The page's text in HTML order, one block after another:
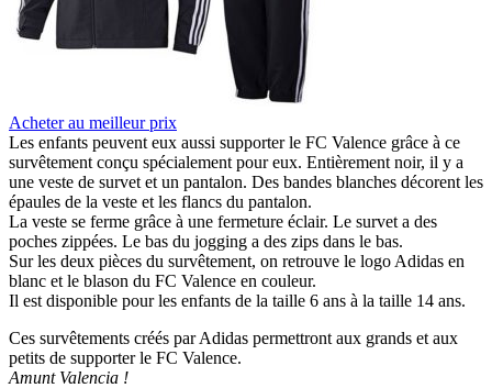
Acheter au meilleur prix
Les enfants peuvent eux aussi supporter le FC Valence grâce à ce
survêtement conçu spécialement pour eux. Entièrement noir, il y a
une veste de survet et un pantalon. Des bandes blanches décorent les
épaules de la veste et les flancs du pantalon.
La veste se ferme grâce à une fermeture éclair. Le survet a des
poches zippées. Le bas du jogging a des zips dans le bas.
Sur les deux pièces du survêtement, on retrouve le logo Adidas en
blanc et le blason du FC Valence en couleur.
Il est disponible pour les enfants de la taille 6 ans à la taille 14 ans.
Ces survêtements créés par Adidas permettront aux grands et aux
petits de supporter le FC Valence.
Amunt Valencia !